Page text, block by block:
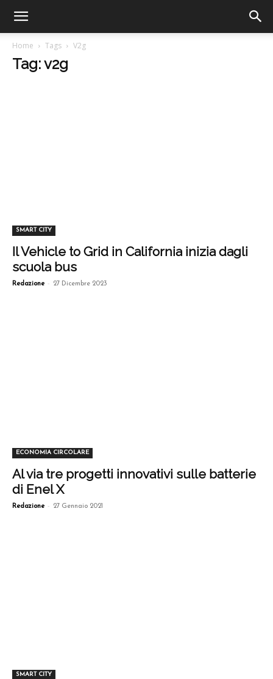
Home Tags V2g
Tag: v2g
SMART CITY
Il Vehicle to Grid in California inizia dagli
scuola bus
Redazione - 27 Dicembre 2023
ECONOMIA CIRCOLARE
Al via tre progetti innovativi sulle batterie
di Enel X
Redazione - 27 Gennaio 2021
SMART CITY